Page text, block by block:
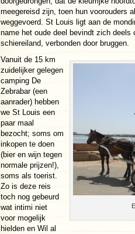
meegereisd zijn, toen hun voorouders
weggevoerd. St Louis ligt aan de
name het oude deel bevindt zich deels
schiereiland, verbonden door bruggen.
Vanuit de 15 km
zuidelijker gelegen
camping De
Zebrabar (een
aanrader) hebben
we St Louis een
paar maal
bezocht; soms om
inkopen te doen
(bier en wijn tegen
normale prijzen!),
soms als toerist.
Zo is deze reis
toch nog gebeurd
wat intimi niet
voor mogelijk
hielden en Wil al